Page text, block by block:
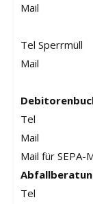
Mail
Tel Sperrmüll
Mail
Tel
Mail
Mail für SEPA-
Tel